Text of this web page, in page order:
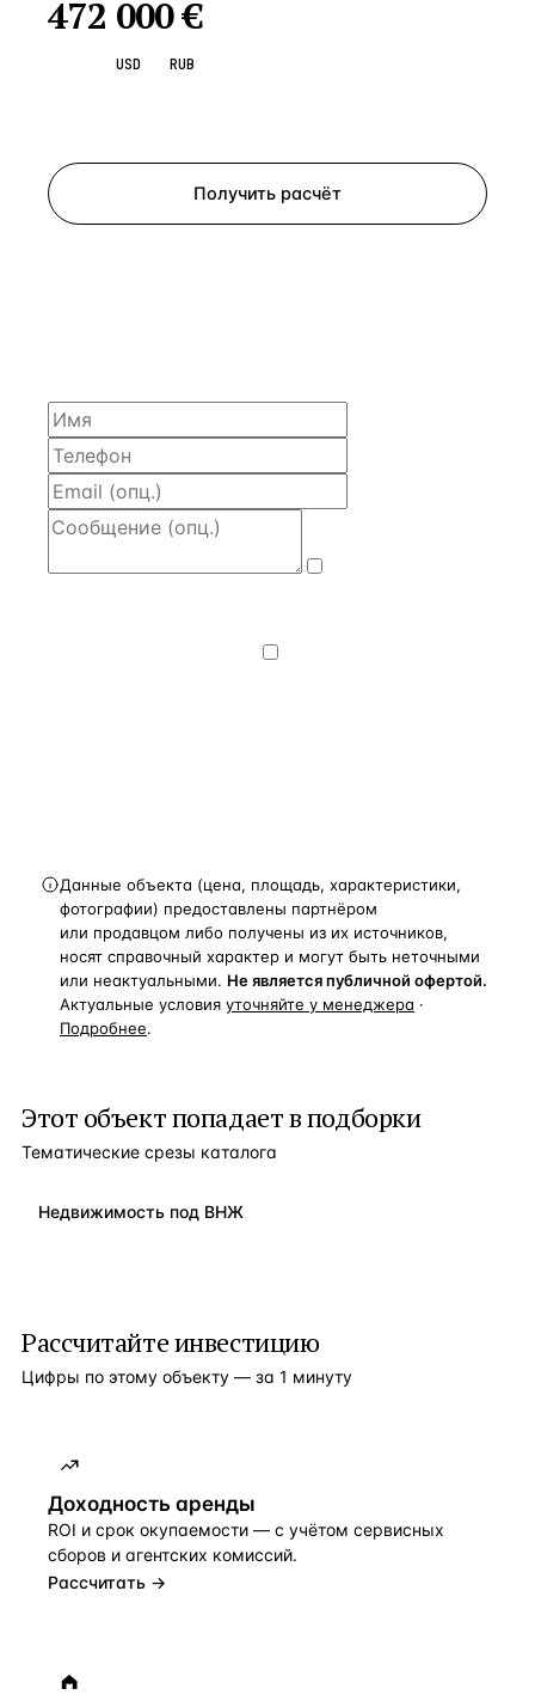
472 000€
USD RUB
Получить расчёт
Данные объекта (цена, площадь, характеристики,
фотографии) предоставлены партнёром
или продавцом либо получены из их источников,
носят справочный характер и могут быть неточными
или неактуальными. Не является публичной офертой.
Актуальные условия уточняйте у менеджера ·
Подробнее.
Этот объект попадает в подборки
Тематические срезы каталога
Недвижимость под ВНЖ
Рассчитайте инвестицию
Цифры по этому объекту — за 1 минуту
Доходность аренды
ROI и срок окупаемости — с учётом сервисных
сборов и агентских комиссий.
Рассчитать →